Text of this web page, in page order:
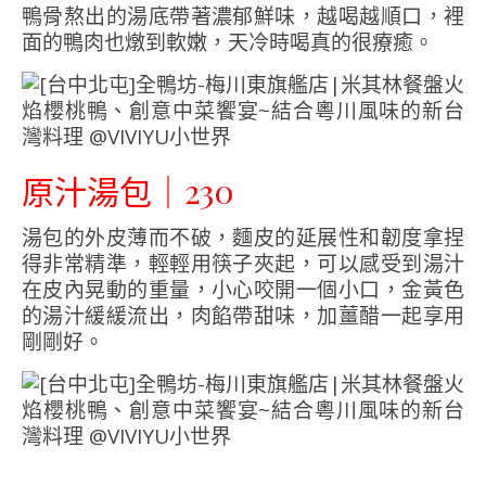
鴨骨熬出的湯底帶著濃郁鮮味，越喝越順口，裡
面的鴨肉也燉到軟嫩，天冷時喝真的很療癒。
原汁湯包｜230
湯包的外皮薄而不破，麵皮的延展性和韌度拿捏
得非常精準，輕輕用筷子夾起，可以感受到湯汁
在皮內晃動的重量，小心咬開一個小口，金黃色
的湯汁緩緩流出，肉餡帶甜味，加薑醋一起享用
剛剛好。